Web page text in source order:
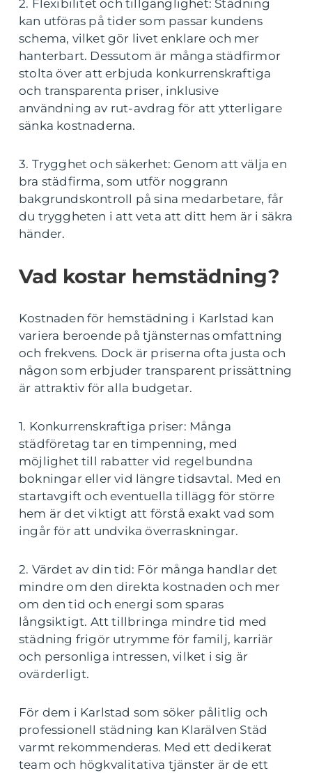
2. Flexibilitet och tillgänglighet: Städning
kan utföras på tider som passar kundens
schema, vilket gör livet enklare och mer
hanterbart. Dessutom är många städfirmor
stolta över att erbjuda konkurrenskraftiga
och transparenta priser, inklusive
användning av rut-avdrag för att ytterligare
sänka kostnaderna.
3. Trygghet och säkerhet: Genom att välja en
bra städfirma, som utför noggrann
bakgrundskontroll på sina medarbetare, får
du tryggheten i att veta att ditt hem är i säkra
händer.
Vad kostar hemstädning?
Kostnaden för hemstädning i Karlstad kan
variera beroende på tjänsternas omfattning
och frekvens. Dock är priserna ofta justa och
någon som erbjuder transparent prissättning
är attraktiv för alla budgetar.
1. Konkurrenskraftiga priser: Många
städföretag tar en timpenning, med
möjlighet till rabatter vid regelbundna
bokningar eller vid längre tidsavtal. Med en
startavgift och eventuella tillägg för större
hem är det viktigt att förstå exakt vad som
ingår för att undvika överraskningar.
2. Värdet av din tid: För många handlar det
mindre om den direkta kostnaden och mer
om den tid och energi som sparas
långsiktigt. Att tillbringa mindre tid med
städning frigör utrymme för familj, karriär
och personliga intressen, vilket i sig är
ovärderligt.
För dem i Karlstad som söker pålitlig och
professionell städning kan Klarälven Städ
varmt rekommenderas. Med ett dedikerat
team och högkvalitativa tjänster är de ett